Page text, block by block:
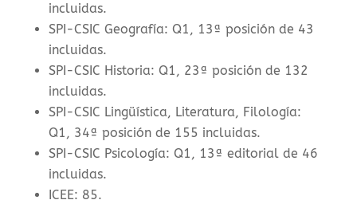
incluidas.
SPI-CSIC Geografía: Q1, 13ª posición de 43
incluidas.
SPI-CSIC Historia: Q1, 23ª posición de 132
incluidas.
SPI-CSIC Lingüística, Literatura, Filología:
Q1, 34ª posición de 155 incluidas.
SPI-CSIC Psicología: Q1, 13ª editorial de 46
incluidas.
ICEE: 85.